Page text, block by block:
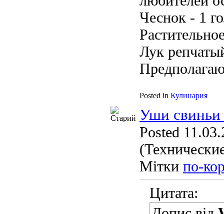
Чеснок - 1
Лук
Posted in Кулинария
Уши свиньи
Posted
Мітки по-
Цитата: